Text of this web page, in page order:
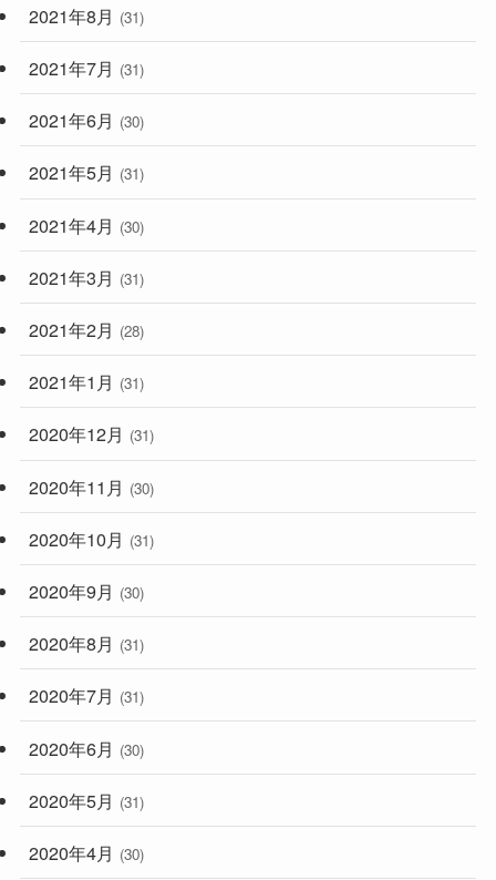
2021年8月 (31)
2021年7月 (31)
2021年6月 (30)
2021年5月 (31)
2021年4月 (30)
2021年3月 (31)
2021年2月 (28)
2021年1月 (31)
2020年12月 (31)
2020年11月 (30)
2020年10月 (31)
2020年9月 (30)
2020年8月 (31)
2020年7月 (31)
2020年6月 (30)
2020年5月 (31)
2020年4月 (30)